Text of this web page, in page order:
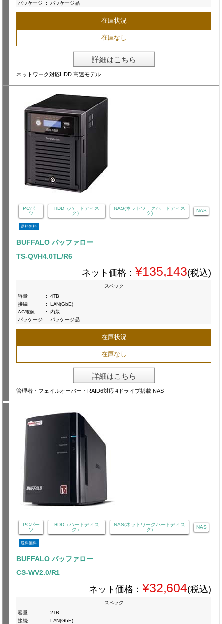
パッケージ
: パッケージ品
在庫状況
在庫なし
詳細はこちら
ネットワーク対応HDD 高速モデル
PCパー
ツ
HDD（ハードディス
ク）
NAS(ネットワークハードディス
ク)
NAS
送料無料
BUFFALO バッファロー
TS-QVH4.0TL/R6
ネット価格： ¥135,143(税込)
スペック
容量
:
4TB
接続
:
LAN(GbE)
AC電源
:
内蔵
パッケージ
: パッケージ品
在庫状況
在庫なし
詳細はこちら
管理者・フェイルオーバー・RAID6対応 4ドライブ搭載 NAS
PCパー
ツ
HDD（ハードディス
ク）
NAS(ネットワークハードディス
ク)
NAS
送料無料
BUFFALO バッファロー
CS-WV2.0/R1
ネット価格： ¥32,604(税込)
スペック
容量
:
2TB
接続
:
LAN(GbE)